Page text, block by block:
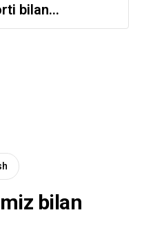
bilan
bilan